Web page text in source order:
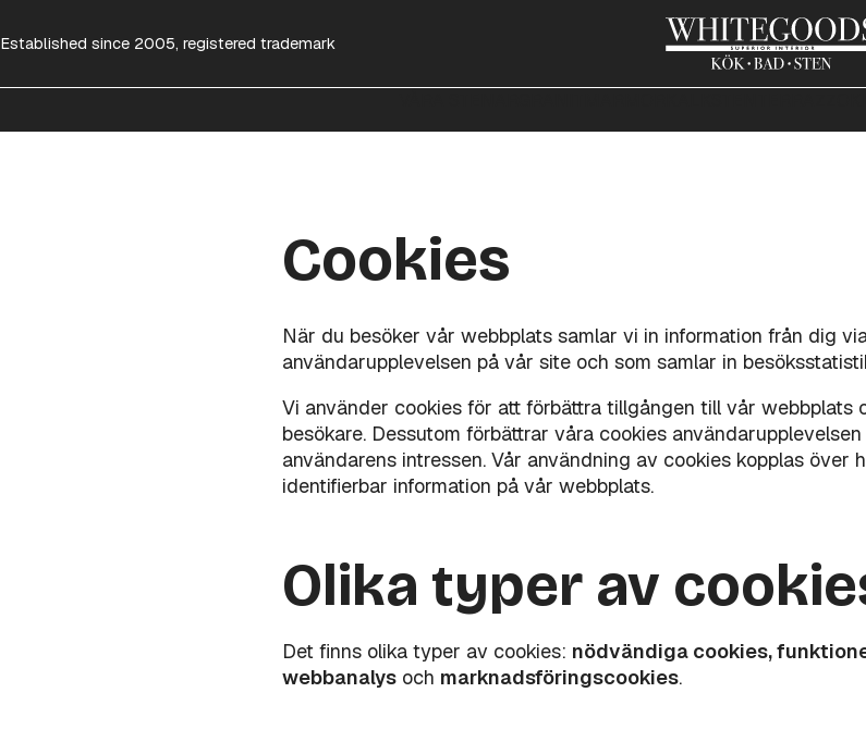
Established since 2005, registered trademark
Cookies
När du besöker vår webbplats samlar vi in information från dig
användarupplevelsen på vår site och som samlar in
Vi använder cookies för att förbättra tillgången till vår webbplats
besökare. Dessutom förbättrar våra cookies
användarens intressen. Vår användning av cookies kopplas över
identifierbar information på vår webbplats.
Olika typer av
Det finns olika typer av cookies: nödvändiga cookies,
webbanalysoch marknadsföringscookies.